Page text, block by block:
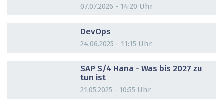
07.07.2026 - 14:20 Uhr
DevOps
24.06.2025 - 11:15 Uhr
SAP S/4 Hana - Was bis 2027 zu
tun ist
21.05.2025 - 10:55 Uhr